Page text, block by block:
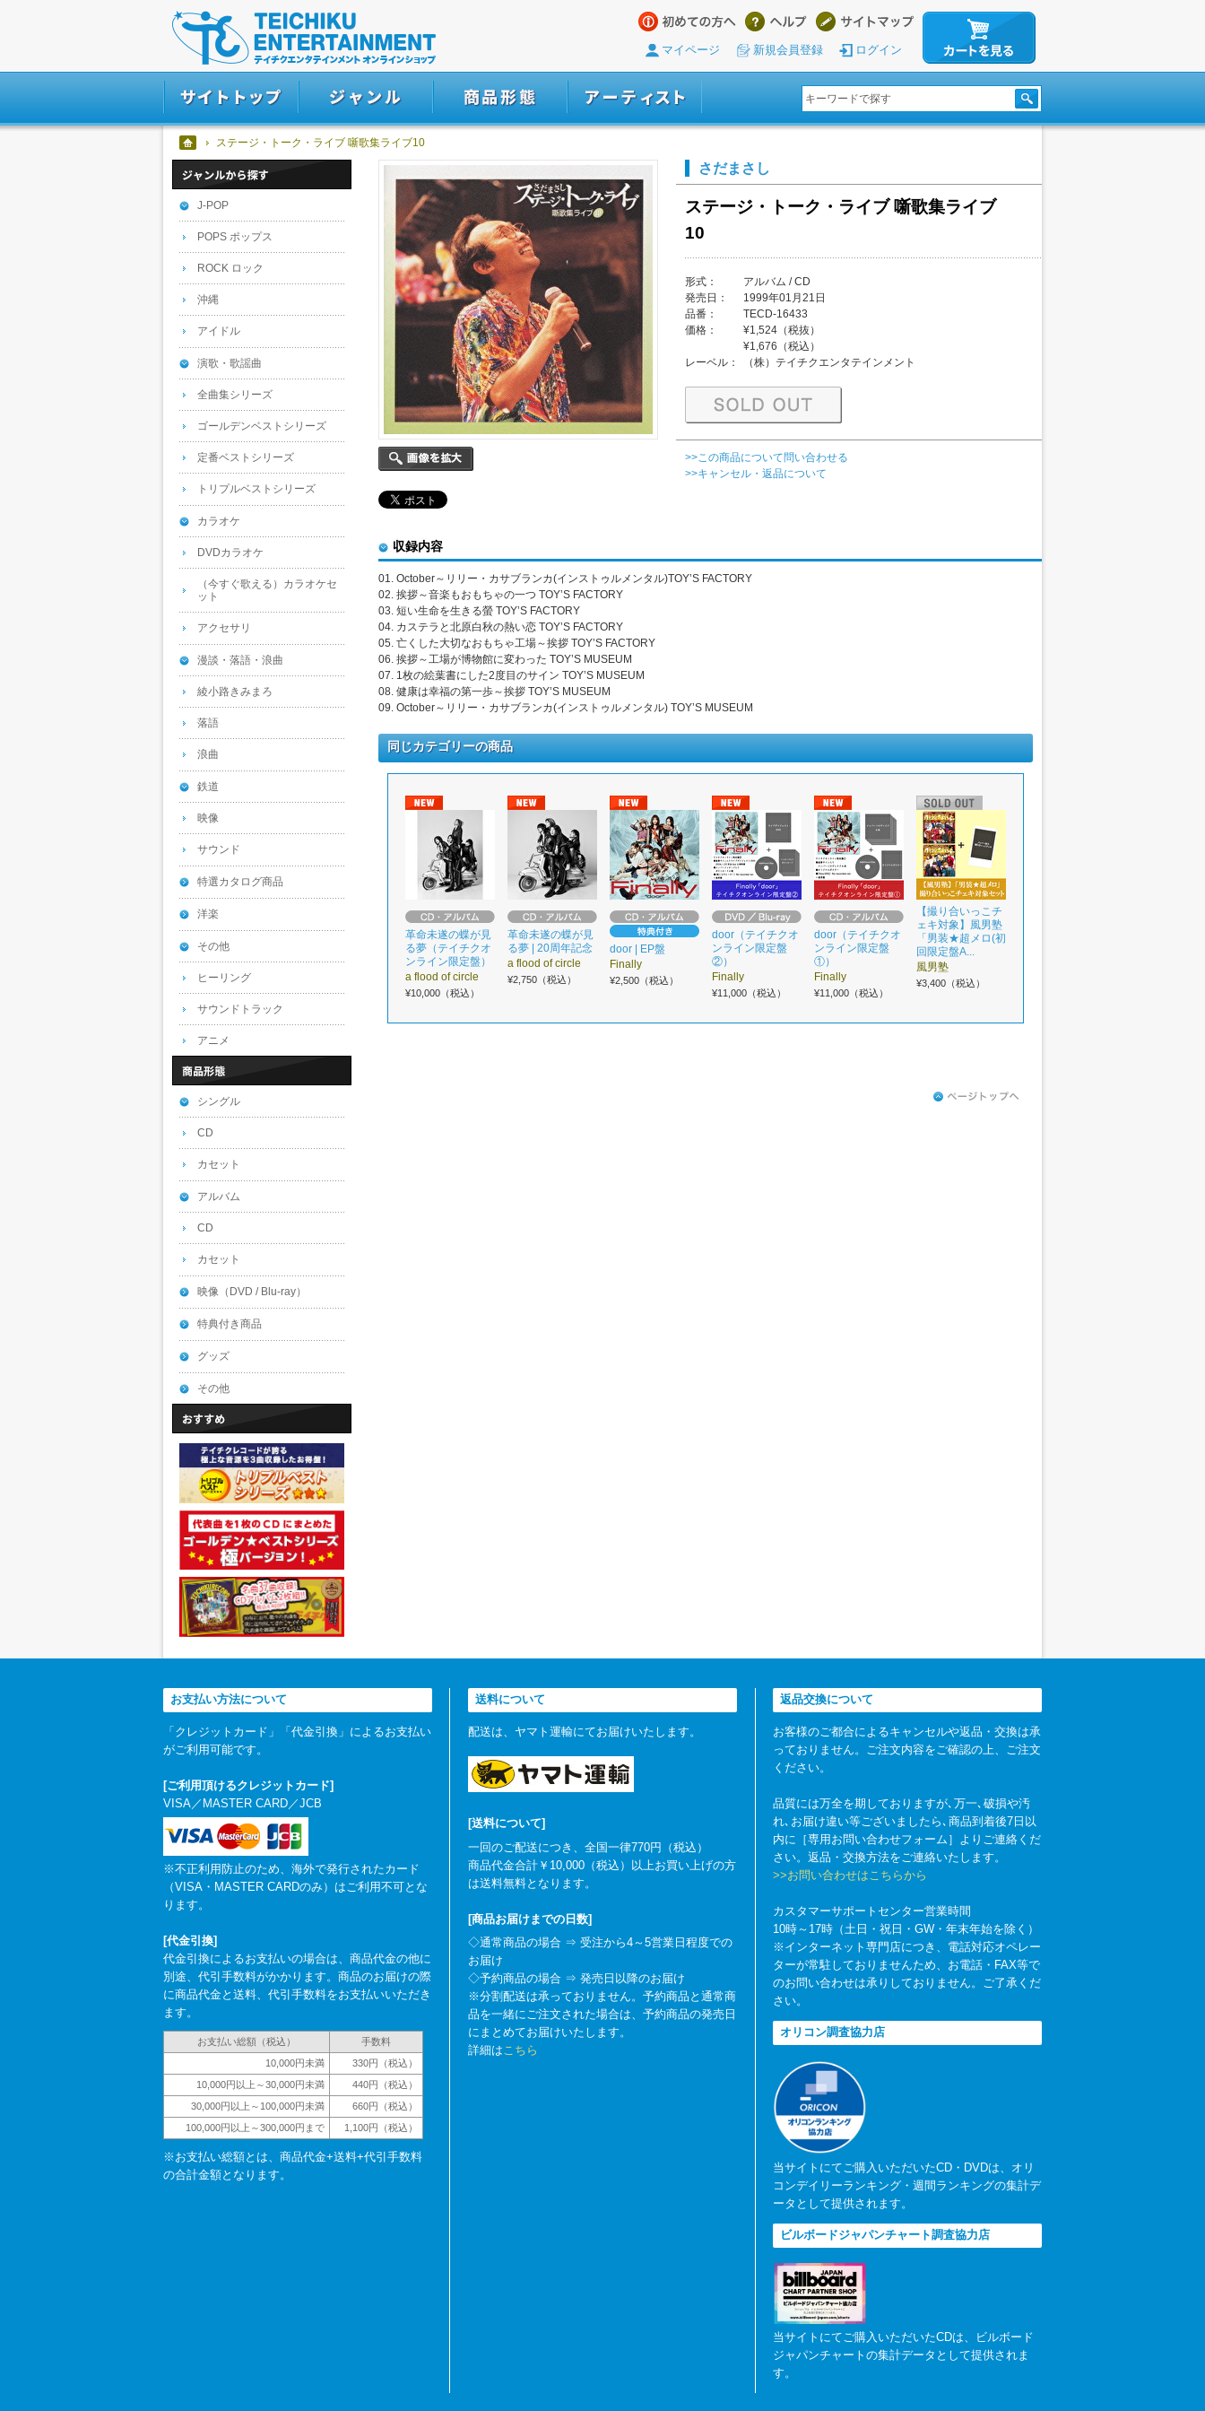
マイページ 新規会員登録 ログイン
ステージ・トーク・ライブ 噺歌集ライブ10
さだまさし
ステージ・トーク・ライブ 噺歌集ライブ
10
形式：
アルバム / CD
発売日：
1999年01月21日
品番：
TECD-16433
価格：
¥1,524（税抜）
¥1,676（税込）
レーベル：
（株）テイチクエンタテインメント
>>この商品について問い合わせる
>>キャンセル・返品について
収録内容
01. October～リリー・カサブランカ(インストゥルメンタル)TOY’S FACTORY
02. 挨拶～音楽もおもちゃの一つ TOY’S FACTORY
03. 短い生命を生きる螢 TOY’S FACTORY
04. カステラと北原白秋の熱い恋 TOY’S FACTORY
05. 亡くした大切なおもちゃ工場～挨拶 TOY’S FACTORY
06. 挨拶～工場が博物館に変わった TOY’S MUSEUM
07. 1枚の絵葉書にした2度目のサイン TOY’S MUSEUM
08. 健康は幸福の第一歩～挨拶 TOY’S MUSEUM
09. October～リリー・カサブランカ(インストゥルメンタル) TOY’S MUSEUM
同じカテゴリーの商品
革命未遂の蝶が見
る夢（テイチクオ
ンライン限定盤）
a flood of circle
¥10,000（税込）
革命未遂の蝶が見
る夢 | 20周年記念
a flood of circle
¥2,750（税込）
door | EP盤
Finally
¥2,500（税込）
door（テイチクオ
ンライン限定盤
②）
Finally
¥11,000（税込）
door（テイチクオ
ンライン限定盤
①）
Finally
¥11,000（税込）
【撮り合いっこチ
ェキ対象】風男塾
「男装★超メロ(初
回限定盤A...
風男塾
¥3,400（税込）
J-POP
POPS ポップス
ROCK ロック
沖縄
アイドル
演歌・歌謡曲
全曲集シリーズ
ゴールデンベストシリーズ
定番ベストシリーズ
トリプルベストシリーズ
カラオケ
DVDカラオケ
（今すぐ歌える）カラオケセ
ット
アクセサリ
漫談・落語・浪曲
綾小路きみまろ
落語
浪曲
鉄道
映像
サウンド
特選カタログ商品
洋楽
その他
ヒーリング
サウンドトラック
アニメ
シングル
CD
カセット
アルバム
CD
カセット
映像（DVD / Blu-ray）
特典付き商品
グッズ
その他
お支払い方法について
「クレジットカード」「代金引換」によるお支払い
がご利用可能です。
[ご利用頂けるクレジットカード]
VISA／MASTER CARD／JCB
※不正利用防止のため、海外で発行されたカード
（VISA・MASTER CARDのみ）はご利用不可とな
ります。
[代金引換]
代金引換によるお支払いの場合は、商品代金の他に
別途、代引手数料がかかります。商品のお届けの際
に商品代金と送料、代引手数料をお支払いいただき
ます。
お支払い総額（税込）
手数料
10,000円未満
330円（税込）
10,000円以上～30,000円未満
440円（税込）
30,000円以上～100,000円未満
660円（税込）
100,000円以上～300,000円まで
1,100円（税込）
※お支払い総額とは、商品代金+送料+代引手数料
の合計金額となります。
送料について
配送は、ヤマト運輸にてお届けいたします。
[送料について]
一回のご配送につき、全国一律770円（税込）
商品代金合計￥10,000（税込）以上お買い上げの方
は送料無料となります。
[商品お届けまでの日数]
◇通常商品の場合 ⇒ 受注から4～5営業日程度での
お届け
◇予約商品の場合 ⇒ 発売日以降のお届け
※分割配送は承っておりません。予約商品と通常商
品を一緒にご注文された場合は、予約商品の発売日
にまとめてお届けいたします。
詳細はこちら
返品交換について
お客様のご都合によるキャンセルや返品・交換は承
っておりません。ご注文内容をご確認の上、ご注文
ください。
品質には万全を期しておりますが､万一､破損や汚
れ､お届け違い等ございましたら､商品到着後7日以
内に［専用お問い合わせフォーム］よりご連絡くだ
さい。返品・交換方法をご連絡いたします。
>>お問い合わせはこちらから
カスタマーサポートセンター営業時間
10時～17時（土日・祝日・GW・年末年始を除く）
※インターネット専門店につき、電話対応オペレー
ターが常駐しておりませんため、お電話・FAX等で
のお問い合わせは承りしておりません。ご了承くだ
さい。
オリコン調査協力店
当サイトにてご購入いただいたCD・DVDは、オリ
コンデイリーランキング・週間ランキングの集計デ
ータとして提供されます。
ビルボードジャパンチャート調査協力店
当サイトにてご購入いただいたCDは、ビルボード
ジャパンチャートの集計データとして提供されま
す。